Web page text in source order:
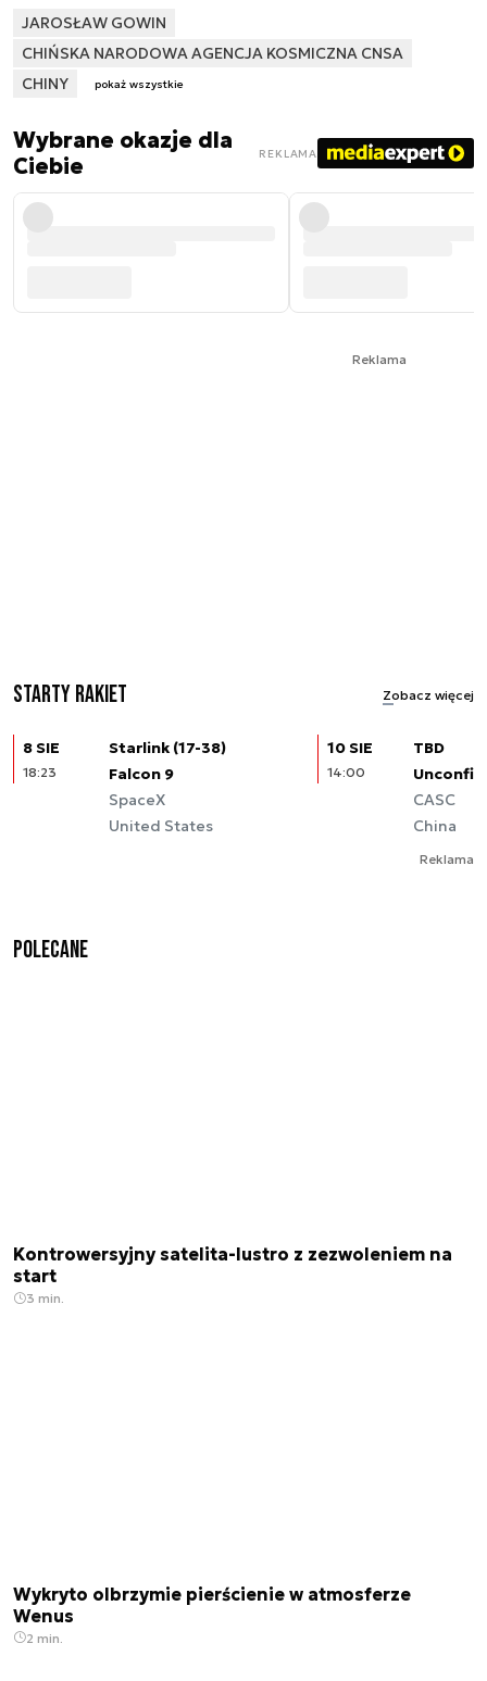
JAROSŁAW GOWIN
CHIŃSKA NARODOWA AGENCJA KOSMICZNA CNSA
CHINY
pokaż wszystkie
Wybrane okazje dla
Ciebie
REKLAMA
Reklama
Starty rakiet Zobacz więcej
8 SIE
18:23
Starlink (17-38)
Falcon 9
SpaceX
United States
10 SIE
14:00
TBD
CASC
China
Reklama
Polecane
Kontrowersyjny satelita-lustro z zezwoleniem na
start
3 min.
Wykryto olbrzymie pierścienie w atmosferze
Wenus
2 min.